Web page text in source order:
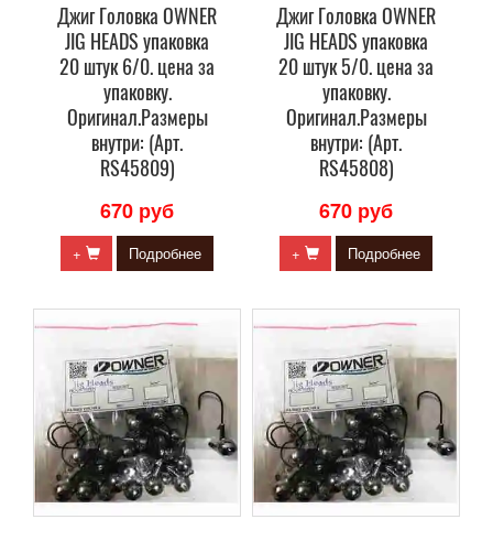
Джиг Головка OWNER
JIG HEADS упаковка
20 штук 6/0. цена за
упаковку.
Оригинал.Размеры
внутри: (Арт.
RS45809)
670 руб
+ Подробнее
Джиг Головка OWNER
JIG HEADS упаковка
20 штук 5/0. цена за
упаковку.
Оригинал.Размеры
внутри: (Арт.
RS45808)
670 руб
+ Подробнее